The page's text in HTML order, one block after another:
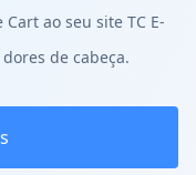
ao seu site TC E-
de cabeça.